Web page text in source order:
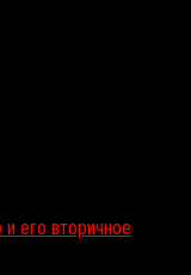
его вторичное